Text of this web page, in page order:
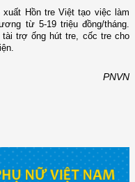
Hồn tre Việt tạo việc làm
từ 5-19 triệu đồng/tháng.
trợ ống hút tre, cốc tre cho
PNVN